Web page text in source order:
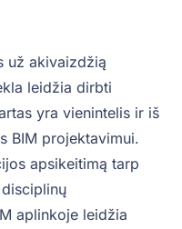
už akivaizdžią
leidžia dirbti
yra vienintelis ir iš
BIM projektavimui.
apsikeitimą tarp
aplinkoje leidžia